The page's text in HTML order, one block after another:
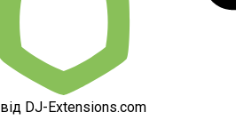
від DJ-Extensions.com